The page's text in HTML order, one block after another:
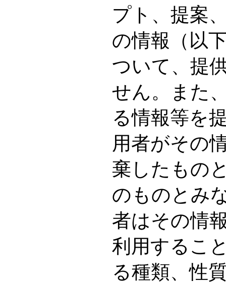
プト、提案
の情報（以
ついて、提
せん。また
る情報等を
用者がその
棄したもの
のものとみ
者はその情
利用するこ
る種類、性